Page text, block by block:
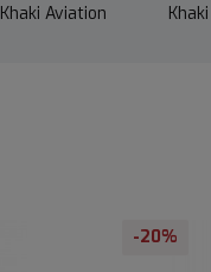
Khaki Aviation
-20%